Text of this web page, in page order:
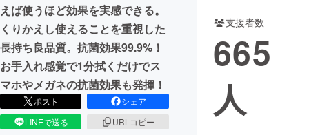
えば使うほど効果を実感できる。
くりかえし使えることを重視した
長持ち良品質。抗菌効果99.9%！
お手入れ感覚で1分拭くだけでス
マホやメガネの抗菌効果も発揮！
ポスト
シェア
LINEで送る
URLコピー
支援者数
665
人